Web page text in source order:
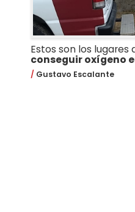
Estos son los lugares
conseguir oxígeno
Gustavo Escalante